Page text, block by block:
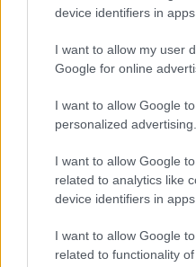
device identifiers in apps.
I want to allow my user
Google for online
I want to allow Google
personalized advertising.
I want to allow Google
related to analytics like
device identifiers in apps.
I want to allow Google
related to functionality
Negyvenötödik
Vámpírok,
egy kicsit
_CHARLIE_•2025. október 24.